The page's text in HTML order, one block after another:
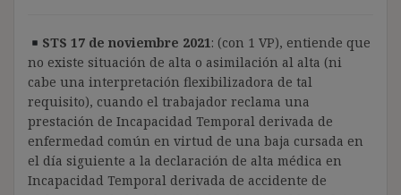
STS 17 de noviembre 2021: (con 1 VP), entiende que
no existe situación de alta o asimilación al alta (ni
cabe una interpretación flexibilizadora de tal
requisito), cuando el trabajador reclama una
prestación de Incapacidad Temporal derivada de
enfermedad común en virtud de una baja cursada en
el día siguiente a la declaración de alta médica en
Incapacidad Temporal derivada de accidente de